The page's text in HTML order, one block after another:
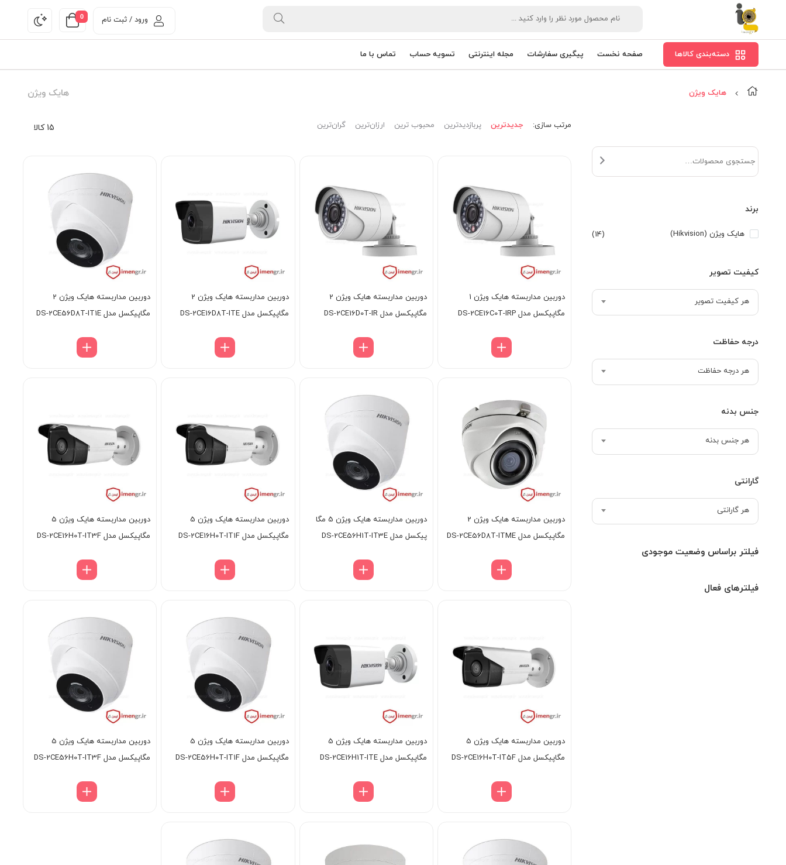
0 ورود / ثبت نام
دسته‌بندی کالاها صفحه نخست پیگیری سفارشات مجله اینترنتی تسویه حساب تماس با ما
هایک ویژن هایک ویژن
برند
هایک ویژن (Hikvision) (14)
کیفیت تصویر
هر کیفیت تصویر
درجه حفاظت
هر درجه حفاظت
جنس بدنه
هر جنس بدنه
گارانتی
هر گارانتی
فیلتر براساس وضعیت موجودی
فیلترهای فعال
15 کالا مرتب‌ سازی: جدیدترین پربازدیدترین محبوب ترین ارزان‌ترین گران‌ترین
دوربین مداربسته هایک ویژن 1
مگاپیکسل مدل DS-2CE16C0T-IRP
دوربین مداربسته هایک ویژن 2
مگاپیکسل مدل DS-2CE16D0T-IR
دوربین مداربسته هایک ویژن 2
مگاپیکسل مدل DS-2CE16D8T-ITE
دوربین مداربسته هایک ویژن 2
مگاپیکسل مدل DS-2CE56D8T-IT1E
دوربین مداربسته هایک ویژن 2
مگاپیکسل مدل DS-2CE56D8T-ITME
دوربین مداربسته هایک ویژن 5 مگا
پیکسل مدل DS-2CE56H1T-IT3E
دوربین مداربسته هایک ویژن 5
مگاپیکسل مدل DS-2CE16H0T-IT1F
دوربین مداربسته هایک ویژن 5
مگاپیکسل مدل DS-2CE16H0T-IT3F
دوربین مداربسته هایک ویژن 5
مگاپیکسل مدل DS-2CE16H0T-IT5F
دوربین مداربسته هایک ویژن 5
مگاپیکسل مدل DS-2CE16H1T-ITE
دوربین مداربسته هایک ویژن 5
مگاپیکسل مدل DS-2CE56H0T-IT1F
دوربین مداربسته هایک ویژن 5
مگاپیکسل مدل DS-2CE56H0T-IT3F